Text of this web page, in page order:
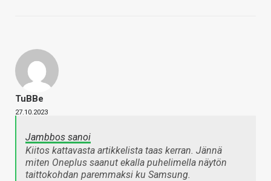
TuBBe
27.10.2023
Jambbos sanoi
Kiitos kattavasta artikkelista taas kerran. Jännä
miten Oneplus saanut ekalla puhelimella näytön
taittokohdan paremmaksi ku Samsung.